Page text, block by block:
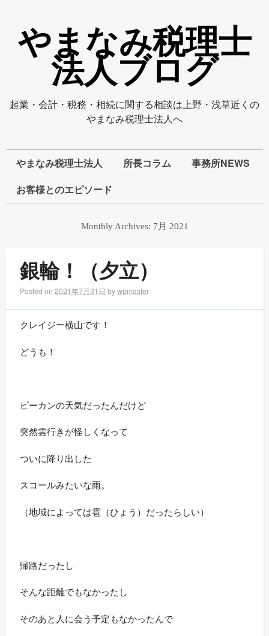
やまなみ税理士
法人ブログ
起業・会計・税務・相続に関する相談は上野・浅草近くの
やまなみ税理士法人へ
やまなみ税理士法人 所長コラム
事務所NEWS
お客様とのエピソード
Monthly Archives: 7月 2021
銀輪！（夕立）
Posted on 2021年7月31日 bywpmaster
クレイジー横山です！
どうも！
ピーカンの天気だったんだけど
突然雲行きが怪しくなって
ついに降り出した
スコールみたいな雨。
（地域によっては雹（ひょう）だったらしい）
帰路だったし
そんな距離でもなかったし
そのあと人に会う予定もなかったんで